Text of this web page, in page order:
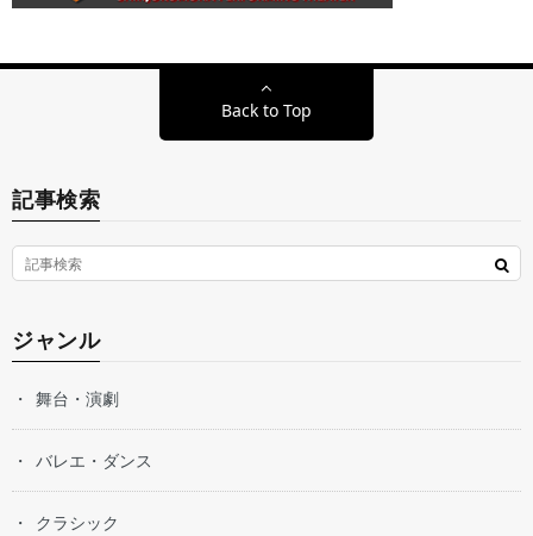
Back to Top
記事検索
ジャンル
舞台・演劇
バレエ・ダンス
クラシック